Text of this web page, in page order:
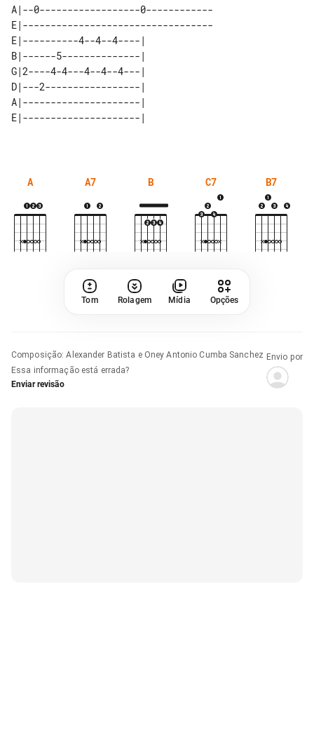
A|--0------------------0------------
E|----------------------------------
E|----------4--4--4----|
B|------5--------------|
G|2----4-4---4--4--4---|
D|---2-----------------|
A|---------------------|
A A7 B C7 B7
Tom Rolagem Mídia Opções
Composição:Alexander Batista e Oney Antonio Cumba Sanchez
Essa informação está errada?
Enviar revisão
Envio por